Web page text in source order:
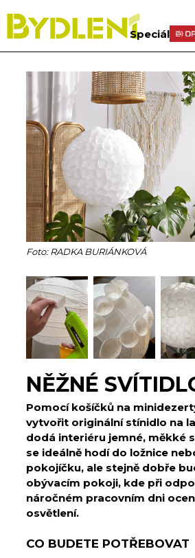
Speciál
Foto: RADKA BURIÁNKOVÁ
NĚŽNÉ
Pomocí košíčků na
vytvořit originální stínidlo na
dodá interiéru jemné, měkké
se ideálně hodí do ložnice
pokojíčku, ale stejně dobře
obývacím pokoji, kde při
náročném pracovním dni
osvětlení.
CO BUDETE POTŘEBOVAT